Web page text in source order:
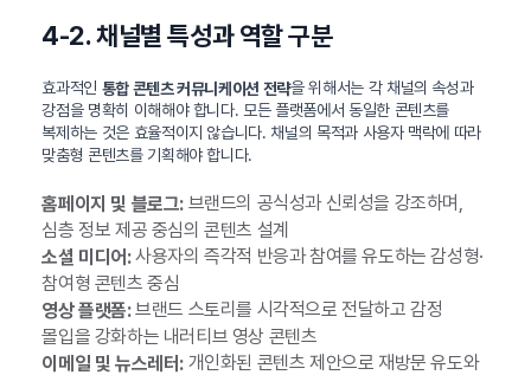
4-2. 채널별 특성과 역할 구분
효과적인 통합 콘텐츠 커뮤니케이션 전략을 위해서는 각 채널의 속성과
강점을 명확히 이해해야 합니다. 모든 플랫폼에서 동일한 콘텐츠를
복제하는 것은 효율적이지 않습니다. 채널의 목적과 사용자 맥락에 따라
맞춤형 콘텐츠를 기획해야 합니다.
홈페이지 및 블로그:브랜드의 공식성과 신뢰성을 강조하며,
심층 정보 제공 중심의 콘텐츠 설계
소셜 미디어:사용자의 즉각적 반응과 참여를 유도하는 감성형·
참여형 콘텐츠 중심
영상 플랫폼:브랜드 스토리를 시각적으로 전달하고 감정
몰입을 강화하는 내러티브 영상 콘텐츠
이메일 및 뉴스레터:개인화된 콘텐츠 제안으로 재방문 유도와